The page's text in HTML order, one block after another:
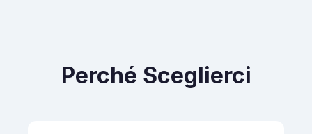
Perché Sceglierci